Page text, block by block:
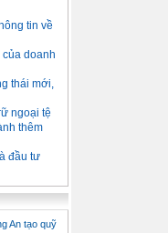
tin về
doanh
thái mới,
ngoại tệ
thêm
đầu tư
An tạo quỹ